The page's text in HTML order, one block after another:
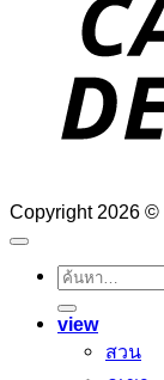
Copyright 2026 ©
ค้นหา:
view
สวน